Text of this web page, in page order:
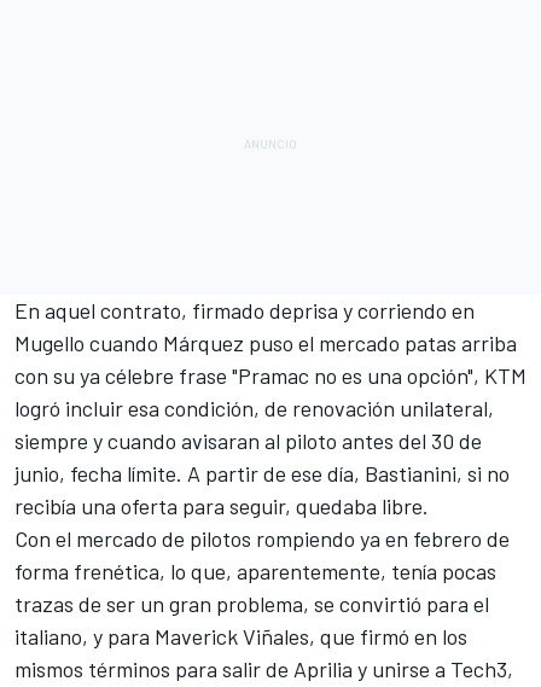
En aquel contrato, firmado deprisa y corriendo en
Mugello cuando Márquez puso el mercado patas arriba
con su ya célebre frase "Pramac no es una opción", KTM
logró incluir esa condición, de renovación unilateral,
siempre y cuando avisaran al piloto antes del 30 de
junio, fecha límite. A partir de ese día, Bastianini, si no
recibía una oferta para seguir, quedaba libre.
Con el mercado de pilotos rompiendo ya en febrero de
forma frenética, lo que, aparentemente, tenía pocas
trazas de ser un gran problema, se convirtió para el
italiano, y para Maverick Viñales, que firmó en los
mismos términos para salir de Aprilia y unirse a Tech3,